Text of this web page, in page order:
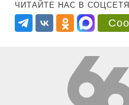
ЧИТАЙТЕ НАС В